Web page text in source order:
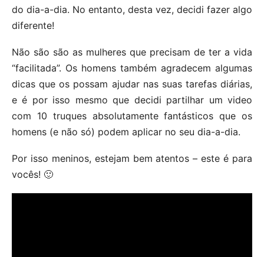
do dia-a-dia. No entanto, desta vez, decidi fazer algo
diferente!
Não são são as mulheres que precisam de ter a vida
“facilitada”. Os homens também agradecem algumas
dicas que os possam ajudar nas suas tarefas diárias,
e é por isso mesmo que decidi partilhar um video
com 10 truques absolutamente fantásticos que os
homens (e não só) podem aplicar no seu dia-a-dia.
Por isso meninos, estejam bem atentos – este é para
vocês! 🙂